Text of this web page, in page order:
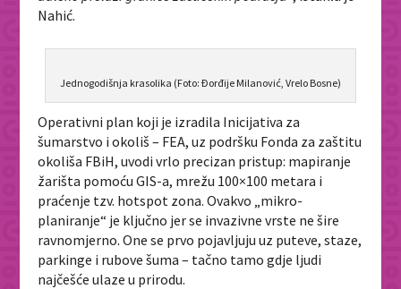
Nahić.
Jednogodišnja krasolika (Foto: Đorđije Milanović, Vrelo Bosne)
Operativni plan koji je izradila Inicijativa za
šumarstvo i okoliš – FEA, uz podršku Fonda za zaštitu
okoliša FBiH, uvodi vrlo precizan pristup: mapiranje
žarišta pomoću GIS-a, mrežu 100×100 metara i
praćenje tzv. hotspot zona. Ovakvo „mikro-
planiranje“ je ključno jer se invazivne vrste ne šire
ravnomjerno. One se prvo pojavljuju uz puteve, staze,
parkinge i rubove šuma – tačno tamo gdje ljudi
najčešće ulaze u prirodu.